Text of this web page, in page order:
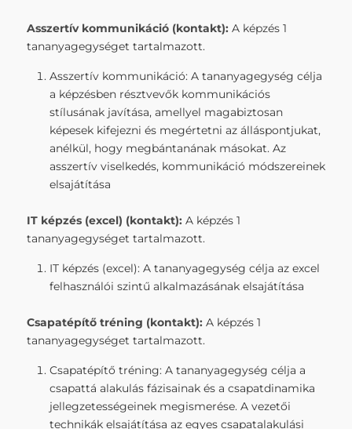
Asszertív kommunikáció (kontakt): A képzés 1
tananyagegységet tartalmazott.
Asszertív kommunikáció: A tananyagegység célja
a képzésben résztvevők kommunikációs
stílusának javítása, amellyel magabiztosan
képesek kifejezni és megértetni az álláspontjukat,
anélkül, hogy megbántanának másokat. Az
asszertív viselkedés, kommunikáció módszereinek
elsajátítása
IT képzés (excel) (kontakt): A képzés 1
tananyagegységet tartalmazott.
IT képzés (excel): A tananyagegység célja az excel
felhasználói szintű alkalmazásának elsajátítása
Csapatépítő tréning (kontakt): A képzés 1
tananyagegységet tartalmazott.
Csapatépítő tréning: A tananyagegység célja a
csapattá alakulás fázisainak és a csapatdinamika
jellegzetességeinek megismerése. A vezetői
technikák elsajátítása az egyes csapatalakulási